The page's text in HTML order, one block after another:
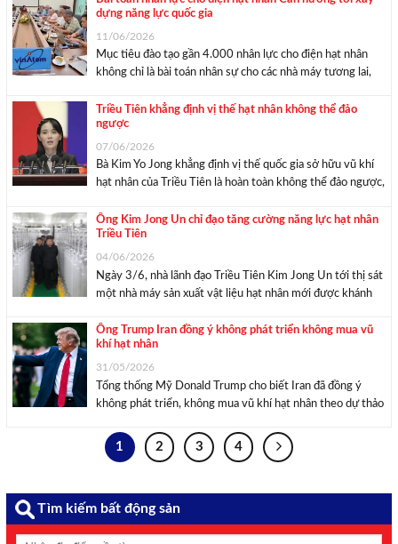
Việt ...
dựng năng lực quốc gia
11/06/2026
Mục tiêu đào tạo gần 4.000 nhân lực cho điện hạt nhân
không chỉ là bài toán nhân sự cho các nhà máy tương lai,
quốc gia cho một chương trình điện ...
Triều Tiên khẳng định vị thế hạt nhân không thể đảo
ngược
07/06/2026
Bà Kim Yo Jong khẳng định vị thế quốc gia sở hữu vũ khí
hạt nhân của Triều Tiên là hoàn toàn không thể đảo ngược,
đó. “Vị thế quốc gia ...
Ông Kim Jong Un chỉ đạo tăng cường năng lực hạt nhân
Triều Tiên
04/06/2026
Ngày 3/6, nhà lãnh đạo Triều Tiên Kim Jong Un tới thị sát
một nhà máy sản xuất vật liệu hạt nhân mới được khánh
trong chuyến thăm, nhà lãnh đạo Triều Tiên Kim Jong ...
Ông Trump Iran đồng ý không phát triển không mua vũ
khí hạt nhân
31/05/2026
Tổng thống Mỹ Donald Trump cho biết Iran đã đồng ý
không phát triển, không mua vũ khí hạt nhân theo dự thảo
cảnh báo Washington có thể quay lại giải pháp quân sự ...
1 2 3 4
Tìm kiếm bất động sản